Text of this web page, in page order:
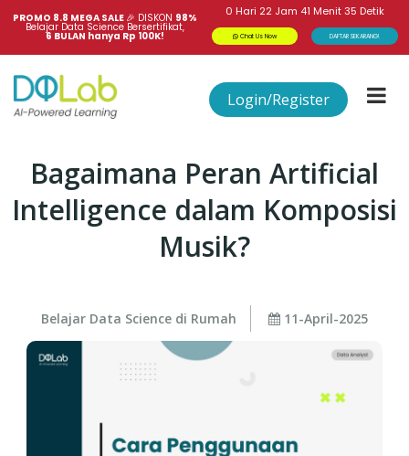
PROMO 8.8 MEGA SALE 🎉 DISKON 98%
Belajar Data Science Bersertifikat,
6 BULAN hanya Rp 100K!
0 Hari 22Jam 41 Menit35 Detik
Chat Us Now DAFTAR SEKARANG!
Login/Register
Bagaimana Peran Artificial
Intelligence dalam Komposisi
Musik?
Belajar Data Science di Rumah 11-April-2025